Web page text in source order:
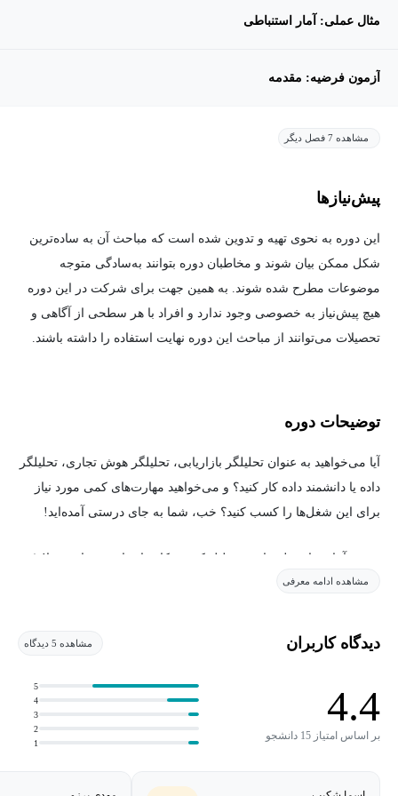
مثال عملی: آمار استنباطی
آزمون فرضیه: مقدمه
مشاهده 7 فصل دیگر
پیش‌نیاز‌ها
این دوره به نحوی تهیه و تدوین شده است که مباحث آن به ساده‌ترین
شکل ممکن بیان شوند و مخاطبان دوره بتوانند به‌سادگی متوجه
موضوعات مطرح شده شوند. به همین جهت برای شرکت در این دوره
هیچ پیش‌نیاز به خصوصی وجود ندارد و افراد با هر سطحی از آگاهی و
تحصیلات می‌توانند از مباحث این دوره نهایت استفاده را داشته باشند.
توضیحات دوره
آیا می‌خواهید به عنوان تحلیلگر بازاریابی، تحلیلگر هوش تجاری، تحلیلگر
داده یا دانشمند داده کار کنید؟ و می‌خواهید مهارت‌های کمی مورد نیاز
برای این شغل‌ها را کسب کنید؟ خب، شما به جای درستی آمده‌اید!
دوره «آمار برای علم داده و تحلیل کسب‌وکار» اینجاست برای شما! (به
همراه قالب‌های Excel)
مهارت‌های اساسی را کسب خواهید کرد که به شما امکان می‌دهد
اعمال هستند، درک کنید. ما دوره‌ای طراحی کرده‌ایم که:
مشاهده ادامه معرفی
دیدگاه کاربران مشاهده 5 دیدگاه
4.4
بر اساس امتیاز 15 دانشجو
1
2
3
4
5